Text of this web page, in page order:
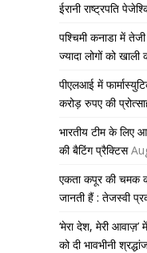
ईरानी राष्ट्रपति
पश्चिमी कनाडा में
ज्यादा लोगों को
पीएलआई में
करोड़ रुपए की
भारतीय टीम के लिए
की बैटिंग प्रैक्टिस
एकता कपूर की चमक
जानती हैं : तेजस्वी
‘मेरा देश, मेरी आवाज़’
को दी भावभीनी